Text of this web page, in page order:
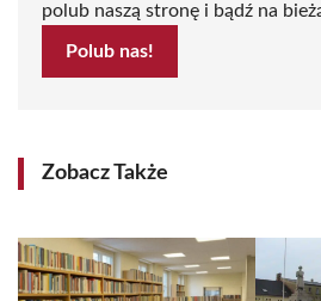
polub naszą stronę i bądź na
Polub nas!
Zobacz Także